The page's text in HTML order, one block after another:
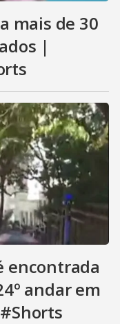
mais de 30
|
encontrada
andar em